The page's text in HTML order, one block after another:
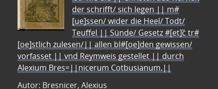
der schrifft/ sich legen || m#
[ue]ssen/ wider die Heel/ Todt/
Teuffel || Sünde/ Gesetz #[et]c̃ tr#
[oe]stlich zulesen/|| allen bl#[oe]den gewissen/
vorfasset || vnd Reymweis gestellet || durch
Alexium Bres=||nicerum Cotbusianum.||
Autor: Bresnicer, Alexius